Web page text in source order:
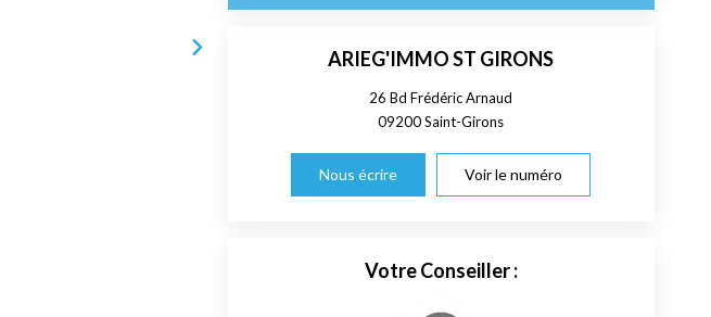
ARIEG'IMMO ST GIRONS
26 Bd Frédéric Arnaud
09200Saint-Girons
Nous écrire Voir le numéro
Votre Conseiller :